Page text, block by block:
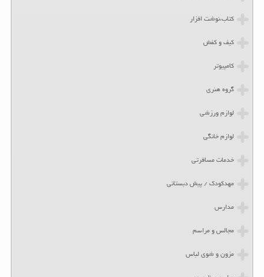
کتاب،نوشت افزار
کیف و کفش
کامپیوتر
گروه هنری
لوازم ورزشی
لوازم خانگی
خدمات مسافرتی
مهدکودک / پیش دبستانی
مدارس
مجالس و مراسم
مزون و شوی لباس